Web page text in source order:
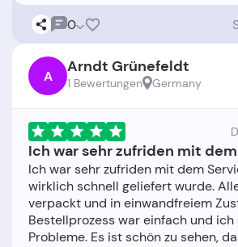
0
A Arndt Grünefeldt
1 Bewertungen Germany
Ich war sehr zufriden mit
Ich war sehr zufriden mit dem
wirklich schnell geliefert wurde.
verpackt und in einwandfreiem
Bestellprozess war einfach und
Probleme. Es ist schön zu sehen,